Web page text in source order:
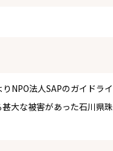
NPO法人SAPのガイドライ
大な被害があった石川県珠